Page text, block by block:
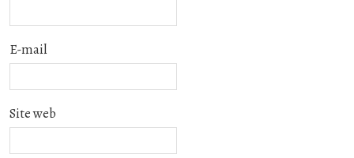
E-mail
Site web